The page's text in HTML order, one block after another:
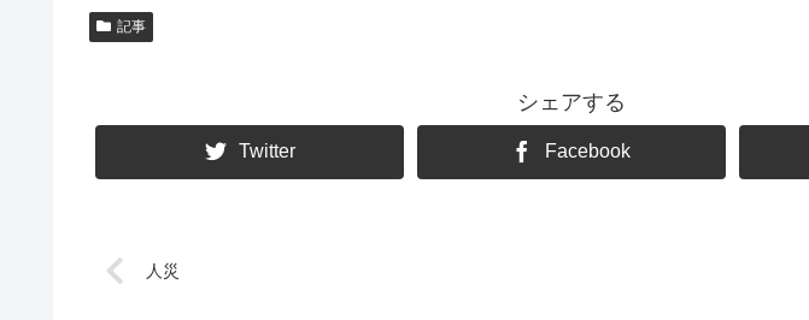
記事
シェアする
Twitter Facebook
人災